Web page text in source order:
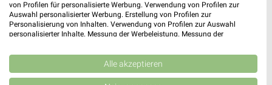
77,1 km
K06_26_Online_ES O_Staud_01_26_ES
XXXLutz
von Profilen für personalisierte Werbung. Verwendung von Profilen zur
Auswahl personalisierter Werbung. Erstellung von Profilen zur
Personalisierung von Inhalten. Verwendung von Profilen zur Auswahl
personalisierter Inhalte. Messung der Werbeleistung. Messung der
Kombinationen von Daten aus verschiedenen Quellen. Entwicklung und
Verbesserung der Angebote. Verwendung reduzierter Daten zur Auswahl
von Inhalten.
Daten können außerhalb der Europäischen Union weitergegeben und in die
Alle akzeptieren